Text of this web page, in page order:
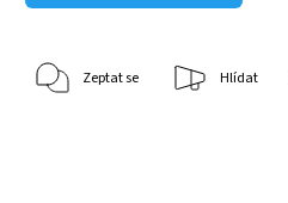
Zeptat se Hlídat